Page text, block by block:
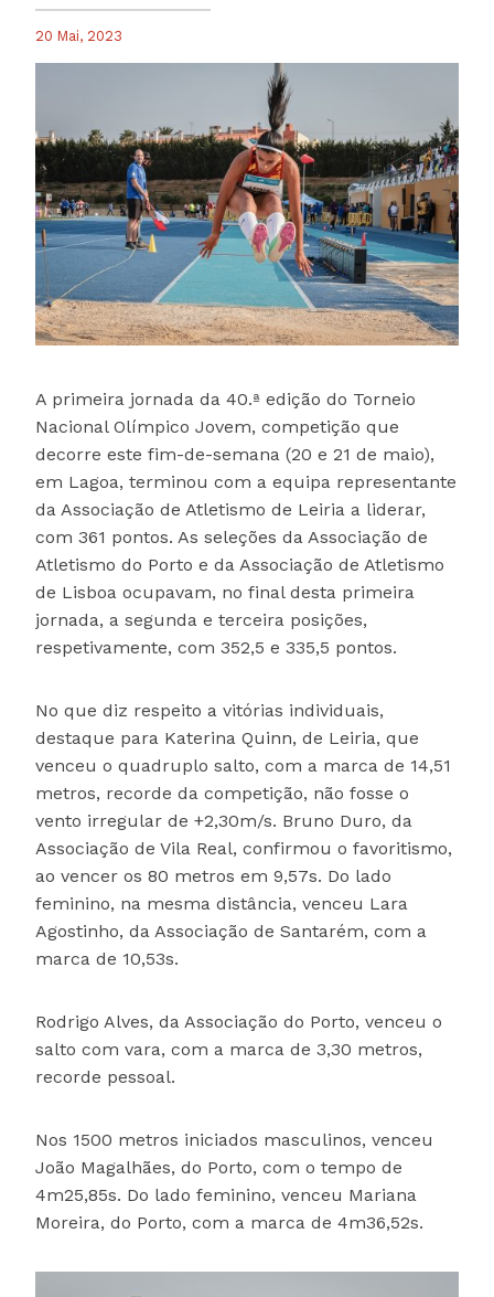
20 Mai, 2023
A primeira jornada da 40.ª edição do Torneio
Nacional Olímpico Jovem, competição que
decorre este fim-de-semana (20 e 21 de maio),
em Lagoa, terminou com a equipa representante
da Associação de Atletismo de Leiria a liderar,
com 361 pontos. As seleções da Associação de
Atletismo do Porto e da Associação de Atletismo
de Lisboa ocupavam, no final desta primeira
jornada, a segunda e terceira posições,
respetivamente, com 352,5 e 335,5 pontos.
No que diz respeito a vitórias individuais,
destaque para Katerina Quinn, de Leiria, que
venceu o quadruplo salto, com a marca de 14,51
metros, recorde da competição, não fosse o
vento irregular de +2,30m/s. Bruno Duro, da
Associação de Vila Real, confirmou o favoritismo,
ao vencer os 80 metros em 9,57s. Do lado
feminino, na mesma distância, venceu Lara
Agostinho, da Associação de Santarém, com a
marca de 10,53s.
Rodrigo Alves, da Associação do Porto, venceu o
salto com vara, com a marca de 3,30 metros,
recorde pessoal.
Nos 1500 metros iniciados masculinos, venceu
João Magalhães, do Porto, com o tempo de
4m25,85s. Do lado feminino, venceu Mariana
Moreira, do Porto, com a marca de 4m36,52s.